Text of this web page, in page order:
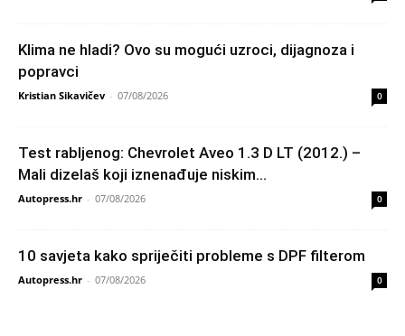
Klima ne hladi? Ovo su mogući uzroci, dijagnoza i
popravci
Kristian Sikavičev - 07/08/2026 0
Test rabljenog: Chevrolet Aveo 1.3 D LT (2012.) –
Mali dizelaš koji iznenađuje niskim...
Autopress.hr - 07/08/2026 0
10 savjeta kako spriječiti probleme s DPF filterom
Autopress.hr - 07/08/2026 0